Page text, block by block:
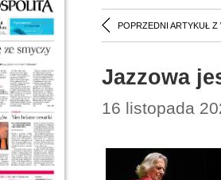
POPRZEDNI ARTYKUŁ Z
Jazzowa
16 listopada